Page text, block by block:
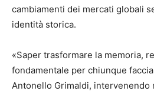
cambiamenti dei mercati globali
identità storica.
«Saper trasformare la memoria,
fondamentale per chiunque
Antonello Grimaldi, intervenendo